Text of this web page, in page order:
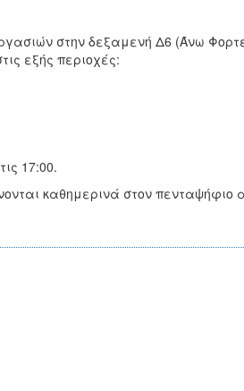
στην δεξαμενή Δ6 (Άνω
εξής περιοχές:
17:00.
καθημερινά στον πενταψήφιο